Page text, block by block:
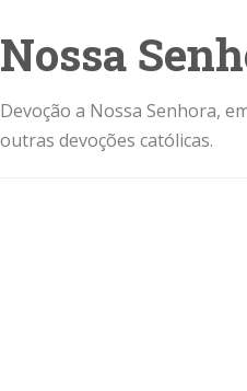
Nossa
Devoção a Nossa Senhora,
outras devoções católicas.